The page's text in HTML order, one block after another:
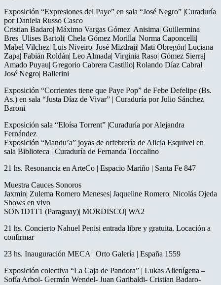
Exposición “Expresiones del Paye” en sala “José Negro” |Curaduría
por Daniela Russo Casco
Cristian Badaro| Máximo Vargas Gómez| Anisima| Guillermina
Bres| Ulises Bartoli| Chela Gómez Morilla| Norma Caponcelli|
Mabel Vilchez| Luis Niveiro| José Mizdraji| Mati Obregón| Luciana
Zapa| Fabián Roldán| Leo Almada| Virginia Raso| Gómez Sierra|
Amado Puyau| Gregorio Cabrera Castillo| Rolando Díaz Cabral|
José Negro| Ballerini
Exposición “Corrientes tiene que Paye Pop” de Febe Defelipe (Bs.
As.) en sala “Justa Díaz de Vivar” | Curaduría por Julio Sánchez
Baroni
Exposición sala “Eloísa Torrent” |Curaduría por Alejandra
Fernández
Exposición “Mandu’a” joyas de orfebrería de Alicia Esquivel en
sala Biblioteca | Curaduría de Fernanda Toccalino
21 hs. Resonancia en ArteCo | Espacio Mariño | Santa Fe 847
Muestra Cauces Sonoros
Jaxmin| Zulema Romero Meneses| Jaqueline Romero| Nicolás Ojeda
Shows en vivo
SON1D1T1 (Paraguay)| MORDISCO| WA2
21 hs. Concierto Nahuel Penisi entrada libre y gratuita. Locación a
confirmar
23 hs. Inauguración MECA | Orto Galería | España 1559
Exposición colectiva “La Caja de Pandora” | Lukas Alienígena –
Sofía Arbol- Germán Wendel- Juan Garibaldi- Cristian Badaro-